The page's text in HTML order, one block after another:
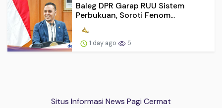
Baleg DPR Garap RUU Sistem
Perbukuan, Soroti Fenom...
1 day ago 5
Situs Informasi News Pagi Cermat